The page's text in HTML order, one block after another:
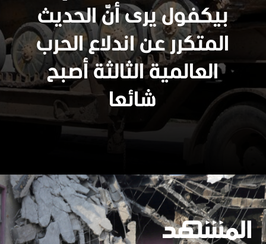
بيكفول يرى أنّ الحديث
المتكرر عن اندلاع الحرب
العالمية الثالثة أصبح
شائعا